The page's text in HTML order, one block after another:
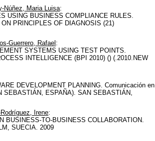
Núñez, Maria Luisa:
USING BUSINESS COMPLIANCE RULES.
PRINCIPLES OF DIAGNOSIS (21)
Guerrero, Rafael :
SYSTEMS USING TEST POINTS.
INTELLIGENCE (BPI 2010) () (.2010.NEW
DEVELOPMENT PLANNING. Comunicación en
SEBASTIÁN, ESPAÑA). SAN SEBASTIÁN,
Rodríguez, Irene:
BUSINESS-TO-BUSINESS COLLABORATION.
SUECIA. 2009